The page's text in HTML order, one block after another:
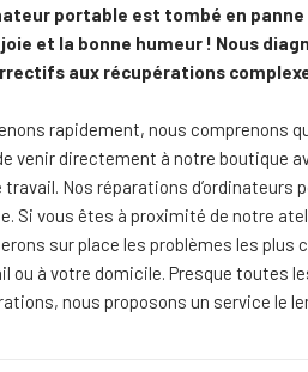
portable est tombé en
et la bonne humeur ! Nous
aux récupérations
rapidement, nous comprenons
venir directement à notre boutique
travail. Nos réparations
Si vous êtes à proximité de notre
sur place les problèmes les plus
ou à votre domicile. Presque toutes
nous proposons un service le